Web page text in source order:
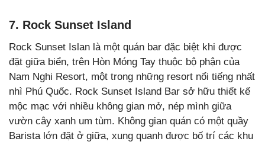
7. Rock Sunset Island
Rock Sunset Islan là một quán bar đặc biệt khi được
đặt giữa biển, trên Hòn Móng Tay thuộc bộ phận của
Nam Nghi Resort, một trong những resort nổi tiếng nhất
nhì Phú Quốc. Rock Sunset Island Bar sở hữu thiết kế
mộc mạc với nhiều không gian mở, nép mình giữa
vườn cây xanh um tùm. Không gian quán có một quầy
Barista lớn đặt ở giữa, xung quanh được bố trí các khu